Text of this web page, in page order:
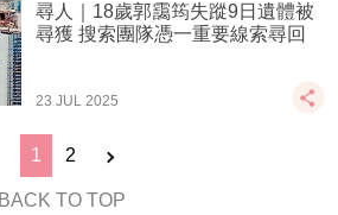
尋人｜18歲郭靄筠失蹤9日遺體被
尋獲 搜索團隊憑一重要線索尋回
23 JUL 2025
1 2
BACK TO TOP